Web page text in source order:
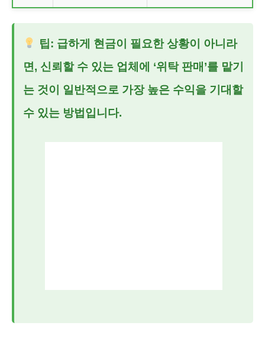
팁: 급하게 현금이 필요한 상황이 아니라
면, 신뢰할 수 있는 업체에 ‘위탁 판매’를 맡기
는 것이 일반적으로 가장 높은 수익을 기대할
수 있는 방법입니다.